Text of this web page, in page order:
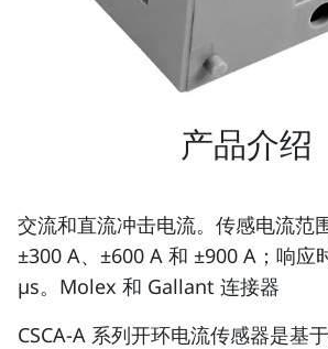
产品介绍
交流和直流冲击电流。传感电流范
±300 A、±600 A 和 ±900 A；响应
µs。Molex 和 Gallant 连接器
CSCA-A 系列开环电流传感器是基